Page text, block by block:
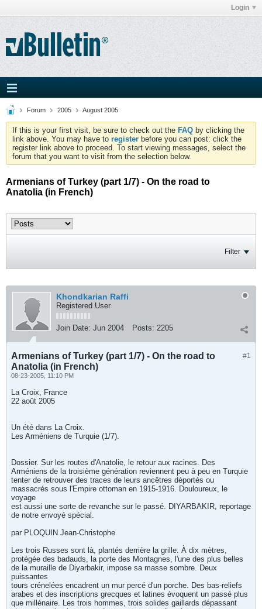
Login
Forum 2005 August 2005
If this is your first visit, be sure to check out the FAQ by clicking the
link above. You may have to register before you can post: click the
register link above to proceed. To start viewing messages, select the
forum that you want to visit from the selection below.
Armenians of Turkey (part 1/7) - On the road to
Anatolia (in French)
Filter
Khondkarian Raffi
Registered User
Join Date: Jun 2004 Posts: 2205
#1
Armenians of Turkey (part 1/7) - On the road to
Anatolia (in French)
08-23-2005, 11:10 PM
La Croix, France
22 août 2005
Un été dans La Croix.
Les Arméniens de Turquie (1/7).
Dossier. Sur les routes d'Anatolie, le retour aux racines. Des
Arméniens de la troisième génération reviennent peu à peu en Turquie
tenter de retrouver des traces de leurs ancêtres déportés ou
massacrés sous l'Empire ottoman en 1915-1916. Douloureux, le
voyage
est aussi une sorte de revanche sur le passé. DIYARBAKIR, reportage
de notre envoyé spécial.
par PLOQUIN Jean-Christophe
Les trois Russes sont là, plantés derrière la grille. À dix mètres,
protégée des badauds, la porte des Montagnes, l'une des plus belles
de la muraille de Diyarbakir, impose sa masse sombre. Deux
puissantes
tours crénelées encadrent un mur percé d'un porche. Des bas-reliefs
arabes et des inscriptions grecques et latines évoquent un passé plus
que millénaire. Les trois hommes, trois solides gaillards dépassant